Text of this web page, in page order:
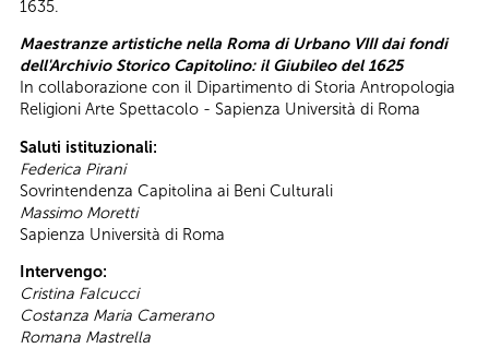
1635.
Maestranze artistiche nella Roma di Urbano VIII dai fondi
dell'Archivio Storico Capitolino: il Giubileo del 1625
In collaborazione con il Dipartimento di Storia Antropologia
Religioni Arte Spettacolo - Sapienza Università di Roma
Saluti istituzionali:
Federica Pirani
Sovrintendenza Capitolina ai Beni Culturali
Massimo Moretti
Sapienza Università di Roma
Intervengo:
Cristina Falcucci
Costanza Maria Camerano
Romana Mastrella